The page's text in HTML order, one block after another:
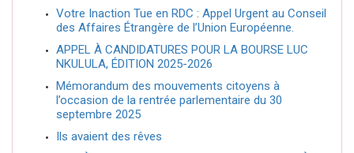
Votre Inaction Tue en RDC : Appel Urgent au Conseil
des Affaires Étrangère de l’Union Européenne.
APPEL À CANDIDATURES POUR LA BOURSE LUC
NKULULA, ÉDITION 2025-2026
Mémorandum des mouvements citoyens à
l’occasion de la rentrée parlementaire du 30
septembre 2025
Ils avaient des rêves